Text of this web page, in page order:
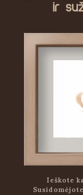
ir
Ieškote